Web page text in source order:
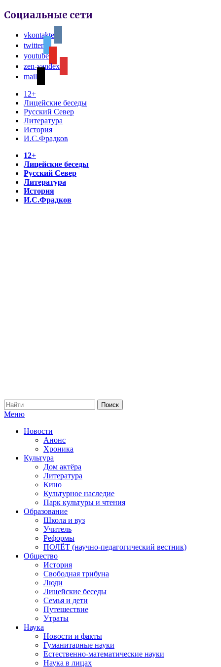
Социальные сети
vkontakte
twitter
youtube
zen-yandex
mail
12+
Лицейские беседы
Русский Север
Литература
История
И.С.Фрадков
12+
Лицейские беседы
Русский Север
Литература
История
И.С.Фрадков
Меню
Новости
Анонс
Хроника
Культура
Дом актёра
Литература
Кино
Культурное наследие
Парк культуры и чтения
Образование
Школа и вуз
Учитель
Реформы
ПОЛЁТ (научно-педагогический вестник)
Общество
История
Свободная трибуна
Люди
Лицейские беседы
Семья и дети
Путешествие
Утраты
Наука
Новости и факты
Гуманитарные науки
Естественно-математические науки
Наука в лицах